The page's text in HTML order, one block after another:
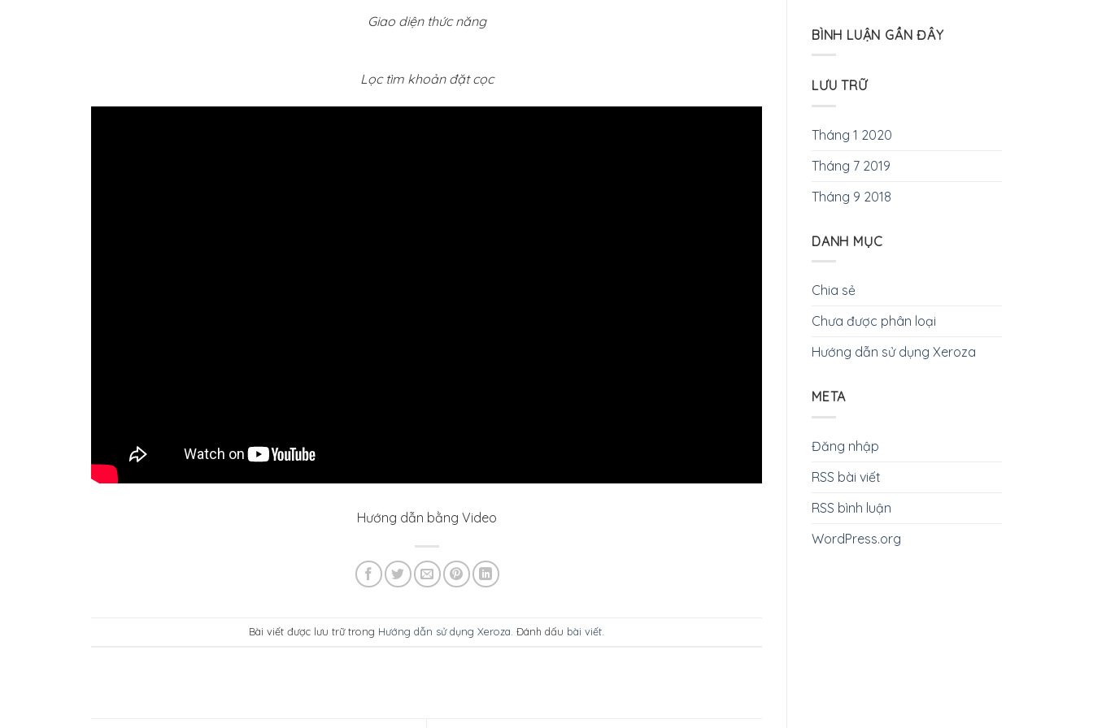
Giao diện thức năng
Lọc tìm khoản đặt cọc
Hướng dẫn bằng Video
Bài viết được lưu trữ trong Hướng dẫn sử dụng Xeroza . Đánh dấu bài viết
BÌNH LUẬN GẦN ĐÂY
LƯU TRỮ
Tháng 1 2020
Tháng 7 2019
Tháng 9 2018
DANH MỤC
Chia sẻ
Chưa được phân loại
Hướng dẫn sử dụng Xeroza
META
Đăng nhập
RSS bài viết
RSS bình luận
WordPress.org